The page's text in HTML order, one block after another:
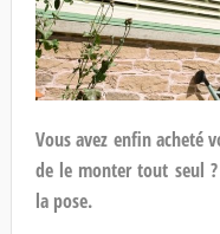
Vous avez enfin acheté
de le monter tout seul
la pose.